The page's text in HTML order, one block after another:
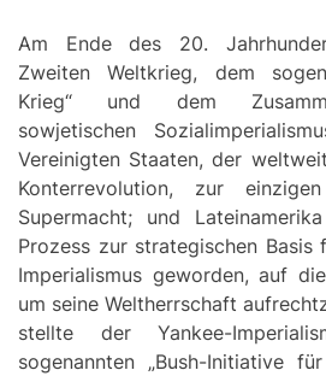
Am Ende des 20.
Zweiten Weltkrieg, dem
Krieg“ und dem
sowjetischen
Vereinigten Staaten, der
Konterrevolution, zur
Supermacht; und
Prozess zur strategischen Basis
Imperialismus geworden, auf
um seine Weltherrschaft
stellte der Yankee-
sogenannten „Bush-Initiative